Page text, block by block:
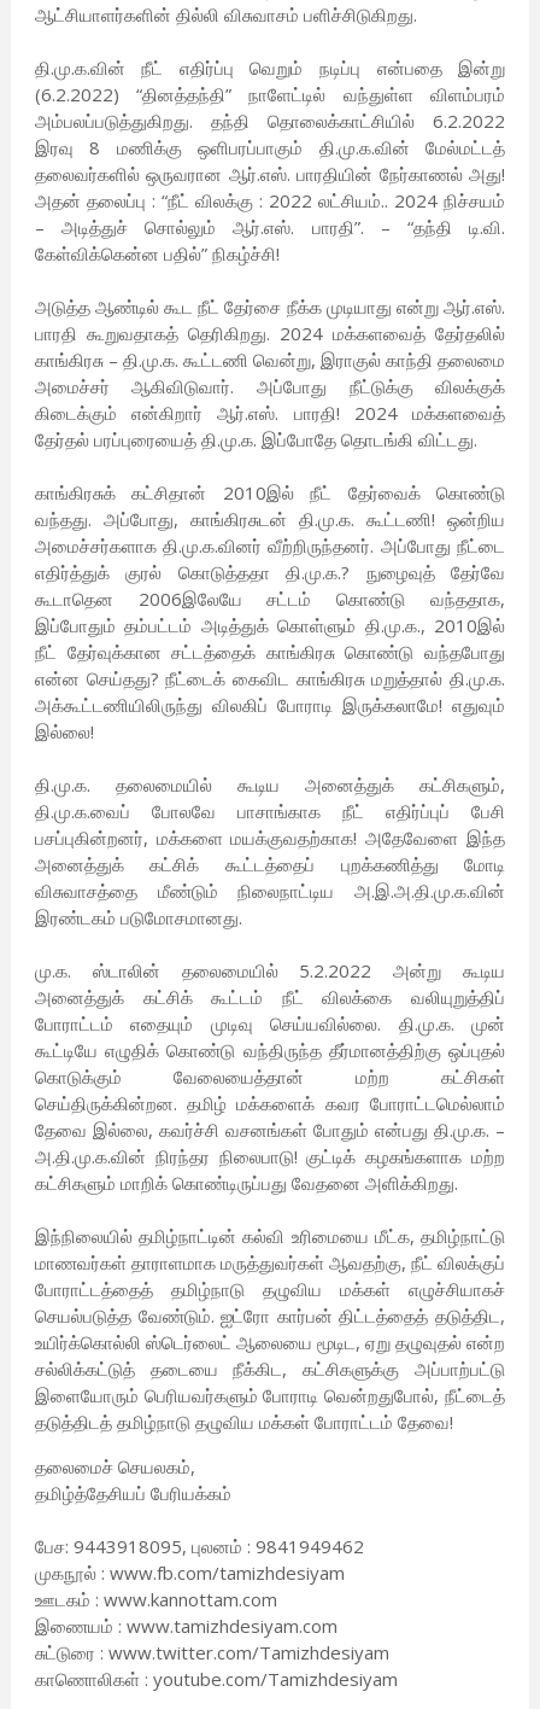
ஆட்சியாளர்களின் தில்லி விசுவாசம் பளிச்சிடுகிறது.
தி.மு.க.வின் நீட் எதிர்ப்பு வெறும் நடிப்பு என்பதை இன்று
(6.2.2022) “தினத்தந்தி” நாளேட்டில் வந்துள்ள விளம்பரம்
அம்பலப்படுத்துகிறது. தந்தி தொலைக்காட்சியில் 6.2.2022
இரவு 8 மணிக்கு ஒளிபரப்பாகும் தி.மு.க.வின் மேல்மட்டத்
தலைவர்களில் ஒருவரான ஆர்.எஸ். பாரதியின் நேர்காணல் அது!
அதன் தலைப்பு : “நீட் விலக்கு : 2022 லட்சியம்.. 2024 நிச்சயம்
– அடித்துச் சொல்லும் ஆர்.எஸ். பாரதி”. – “தந்தி டி.வி.
கேள்விக்கென்ன பதில்” நிகழ்ச்சி!
அடுத்த ஆண்டில் கூட நீட் தேர்சை நீக்க முடியாது என்று ஆர்.எஸ்.
பாரதி கூறுவதாகத் தெரிகிறது. 2024 மக்களவைத் தேர்தலில்
காங்கிரசு – தி.மு.க. கூட்டணி வென்று, இராகுல் காந்தி தலைமை
அமைச்சர் ஆகிவிடுவார். அப்போது நீட்டுக்கு விலக்குக்
கிடைக்கும் என்கிறார் ஆர்.எஸ். பாரதி! 2024 மக்களவைத்
தேர்தல் பரப்புரையைத் தி.மு.க. இப்போதே தொடங்கி விட்டது.
காங்கிரசுக் கட்சிதான் 2010இல் நீட் தேர்வைக் கொண்டு
வந்தது. அப்போது, காங்கிரசுடன் தி.மு.க. கூட்டணி! ஒன்றிய
அமைச்சர்களாக தி.மு.க.வினர் வீற்றிருந்தனர். அப்போது நீட்டை
எதிர்த்துக் குரல் கொடுத்ததா தி.மு.க.? நுழைவுத் தேர்வே
கூடாதென 2006இலேயே சட்டம் கொண்டு வந்ததாக,
இப்போதும் தம்பட்டம் அடித்துக் கொள்ளும் தி.மு.க., 2010இல்
நீட் தேர்வுக்கான சட்டத்தைக் காங்கிரசு கொண்டு வந்தபோது
என்ன செய்தது? நீட்டைக் கைவிட காங்கிரசு மறுத்தால் தி.மு.க.
அக்கூட்டணியிலிருந்து விலகிப் போராடி இருக்கலாமே! எதுவும்
இல்லை!
தி.மு.க. தலைமையில் கூடிய அனைத்துக் கட்சிகளும்,
தி.மு.க.வைப் போலவே பாசாங்காக நீட் எதிர்ப்புப் பேசி
பசப்புகின்றனர், மக்களை மயக்குவதற்காக! அதேவேளை இந்த
அனைத்துக் கட்சிக் கூட்டத்தைப் புறக்கணித்து மோடி
விசுவாசத்தை மீண்டும் நிலைநாட்டிய அ.இ.அ.தி.மு.க.வின்
இரண்டகம் படுமோசமானது.
மு.க. ஸ்டாலின் தலைமையில் 5.2.2022 அன்று கூடிய
அனைத்துக் கட்சிக் கூட்டம் நீட் விலக்கை வலியுறுத்திப்
போராட்டம் எதையும் முடிவு செய்யவில்லை. தி.மு.க. முன்
கூட்டியே எழுதிக் கொண்டு வந்திருந்த தீர்மானத்திற்கு ஒப்புதல்
கொடுக்கும் வேலையைத்தான் மற்ற கட்சிகள்
செய்திருக்கின்றன. தமிழ் மக்களைக் கவர போராட்டமெல்லாம்
தேவை இல்லை, கவர்ச்சி வசனங்கள் போதும் என்பது தி.மு.க. –
அ.தி.மு.க.வின் நிரந்தர நிலைபாடு! குட்டிக் கழகங்களாக மற்ற
கட்சிகளும் மாறிக் கொண்டிருப்பது வேதனை அளிக்கிறது.
இந்நிலையில் தமிழ்நாட்டின் கல்வி உரிமையை மீட்க, தமிழ்நாட்டு
மாணவர்கள் தாராளமாக மருத்துவர்கள் ஆவதற்கு, நீட் விலக்குப்
போராட்டத்தைத் தமிழ்நாடு தழுவிய மக்கள் எழுச்சியாகச்
செயல்படுத்த வேண்டும். ஐட்ரோ கார்பன் திட்டத்தைத் தடுத்திட,
உயிர்க்கொல்லி ஸ்டெர்லைட் ஆலையை மூடிட, ஏறு தழுவுதல் என்ற
சல்லிக்கட்டுத் தடையை நீக்கிட, கட்சிகளுக்கு அப்பாற்பட்டு
இளையோரும் பெரியவர்களும் போராடி வென்றதுபோல், நீட்டைத்
தடுத்திடத் தமிழ்நாடு தழுவிய மக்கள் போராட்டம் தேவை!
தலைமைச் செயலகம்,
தமிழ்த்தேசியப் பேரியக்கம்
பேச: 9443918095, புலனம் : 9841949462
முகநூல் : www.fb.com/tamizhdesiyam
ஊடகம் : www.kannottam.com
இணையம் : www.tamizhdesiyam.com
சுட்டுரை : www.twitter.com/Tamizhdesiyam
காணொலிகள் : youtube.com/Tamizhdesiyam